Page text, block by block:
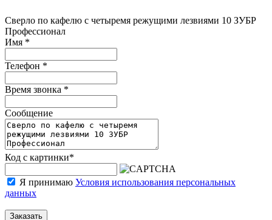
Сверло по кафелю с четыремя режущими лезвиями 10 ЗУБР
Профессионал
Имя *
Телефон *
Время звонка *
Сообщение
Код с картинки*
Я принимаю Условия использования персональных
данных
Заказать